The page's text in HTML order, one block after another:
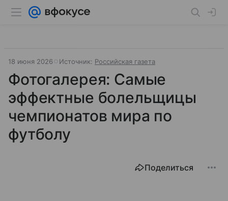
18 июня 2026 Источник: Российская газета
Фотогалерея: Самые
эффектные болельщицы
чемпионатов мира по
футболу
Поделиться